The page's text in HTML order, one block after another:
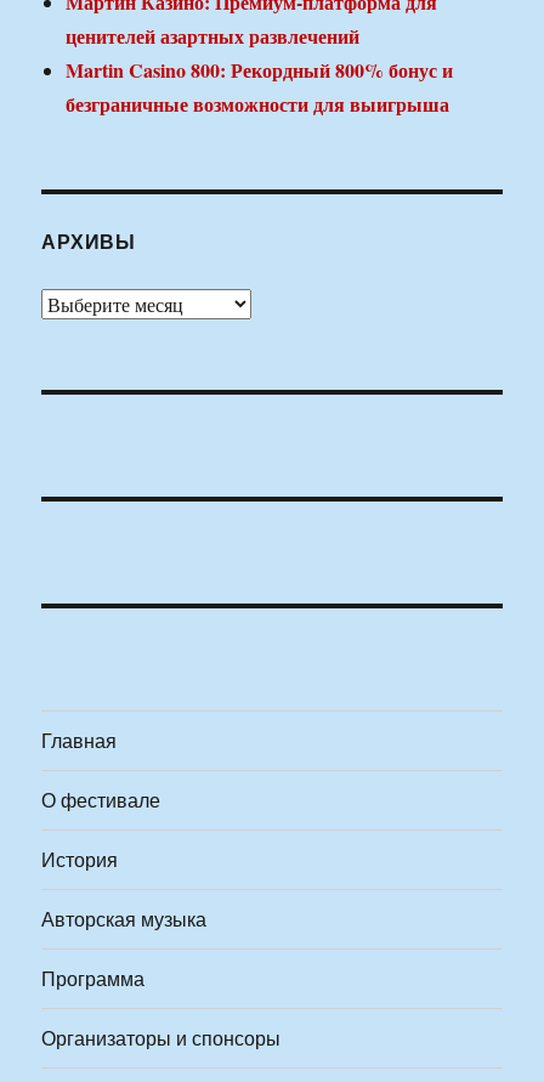
ценителей азартных развлечений
Martin Casino 800: Рекордный 800% бонус и
безграничные возможности для выигрыша
АРХИВЫ
Архивы
Главная
О фестивале
История
Авторская музыка
Программа
Организаторы и спонсоры